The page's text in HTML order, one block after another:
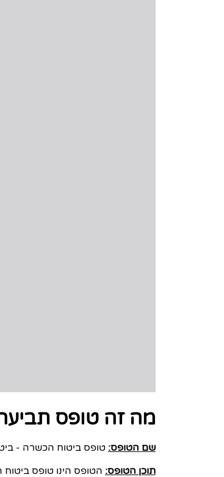
מה זה טופס
שם הטופס: טופס ביטוח הכשרה -
תוכן הטופס: הטופס הינו טופס